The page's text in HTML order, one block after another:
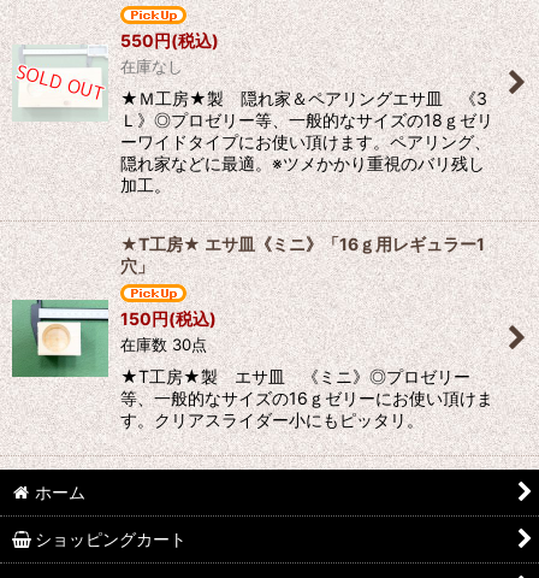
550円(税込)
在庫なし
★Ｍ工房★製 隠れ家＆ペアリングエサ皿 《3
Ｌ》◎プロゼリー等、一般的なサイズの18ｇゼリ
ーワイドタイプにお使い頂けます。ペアリング、
隠れ家などに最適。※ツメかかり重視のバリ残し
加工。
★T工房★ エサ皿《ミニ》「16ｇ用レギュラー1
穴」
150円(税込)
在庫数 30点
★T工房★製 エサ皿 《ミニ》◎プロゼリー
等、一般的なサイズの16ｇゼリーにお使い頂けま
す。クリアスライダー小にもピッタリ。
ホーム
ショッピングカート